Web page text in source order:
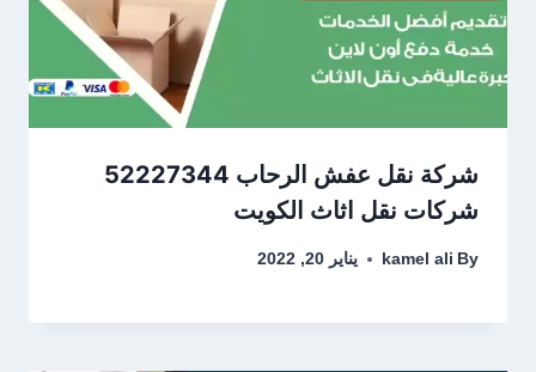
شركة نقل عفش الرحاب 52227344
شركات نقل اثاث الكويت
By
kamel ali يناير 20, 2022